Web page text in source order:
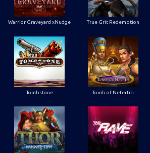
Warrior Graveyard xNudge True Grit Redemption
Tombstone Tomb of Nefertiti